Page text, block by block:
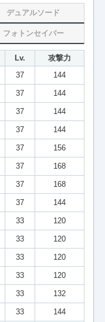
デュアルソード
フォトンセイバー
Lv.
攻撃力
37 144
37 144
37 144
37 144
37 156
37 168
37 168
37 144
33 120
33 120
33 120
33 120
33 132
33 144